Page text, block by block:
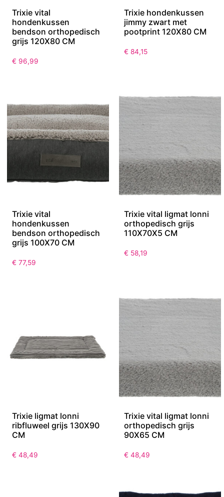
Trixie vital
hondenkussen
bendson orthopedisch
grijs 120X80 CM
€ 96,99
Trixie hondenkussen
jimmy zwart met
pootprint 120X80 CM
€ 84,15
Trixie vital
hondenkussen
bendson orthopedisch
grijs 100X70 CM
€ 77,59
Trixie vital ligmat lonni
orthopedisch grijs
110X70X5 CM
€ 58,19
Trixie ligmat lonni
ribfluweel grijs 130X90
CM
€ 48,49
Trixie vital ligmat lonni
orthopedisch grijs
90X65 CM
€ 48,49